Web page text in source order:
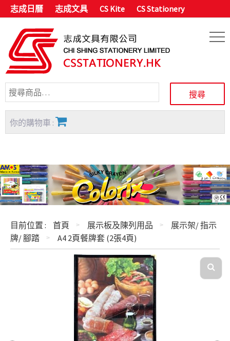
志成日曆 志成文具 CS Kite CS Stationery
你的購物車 :
目前位置 : 首頁 展示板及陳列用品
展示架/ 指示
牌/ 腳踏
A4 2頁餐牌套 (2張4頁)